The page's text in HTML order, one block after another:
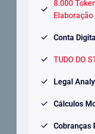
8.000
Conta
TUDO DO
Legal
Cálculos
Cobranças